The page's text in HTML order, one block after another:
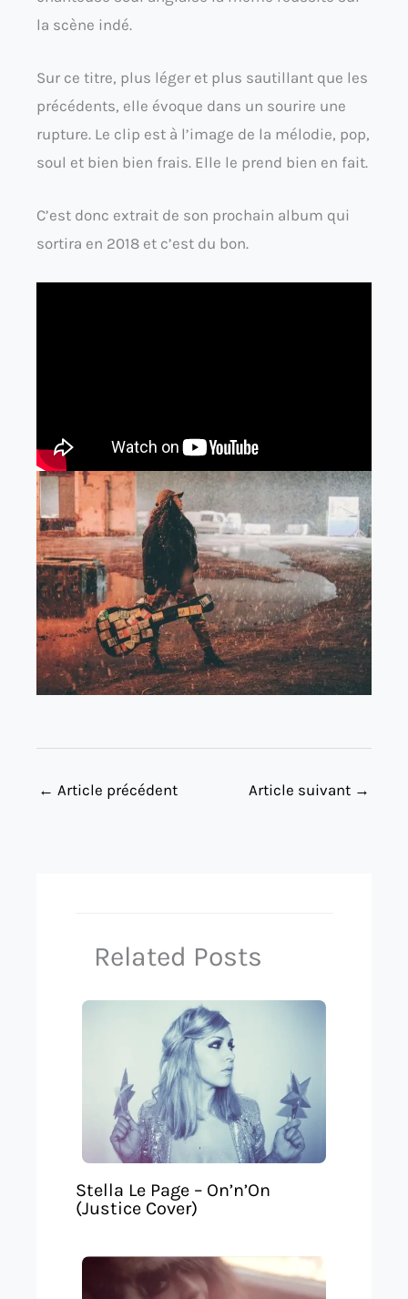
la scène indé.
Sur ce titre, plus léger et plus sautillant que les
précédents, elle évoque dans un sourire une
rupture. Le clip est à l’image de la mélodie, pop,
soul et bien bien frais. Elle le prend bien en fait.
C’est donc extrait de son prochain album qui
sortira en 2018 et c’est du bon.
← Article précédent Article suivant →
Related Posts
Stella Le Page – On’n’On
(Justice Cover)